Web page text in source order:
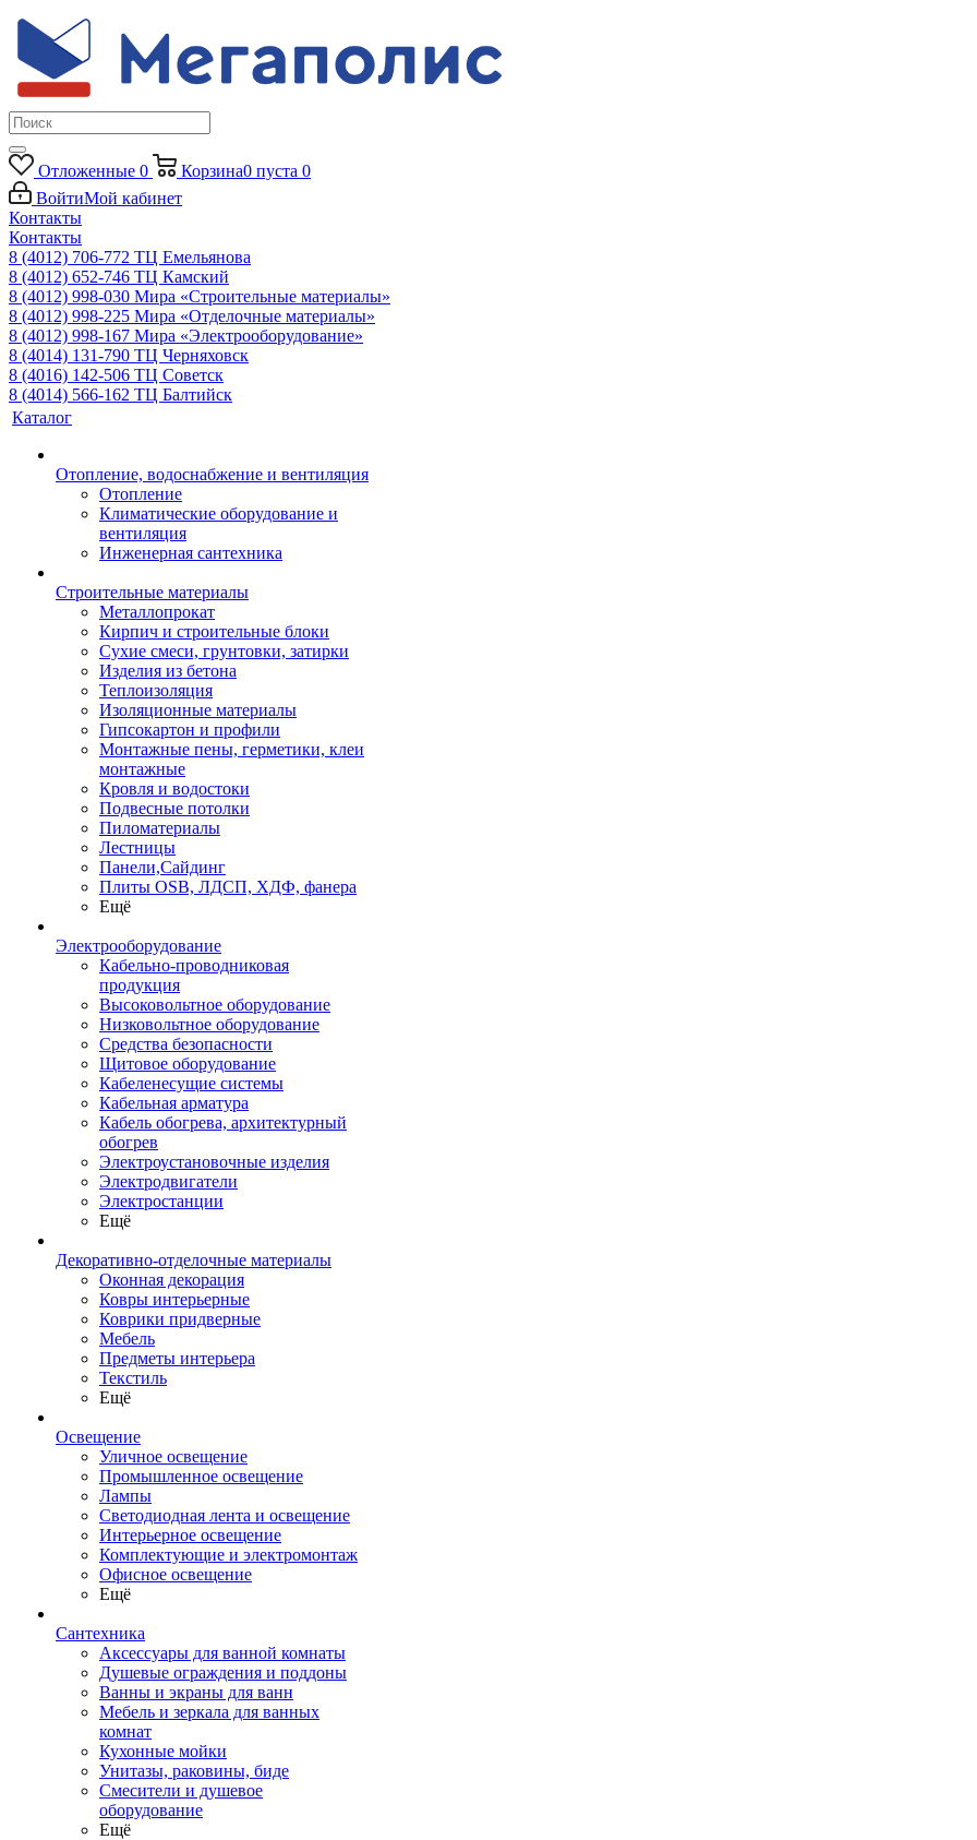
Отложенные 0 Корзина0 пуста 0
ВойтиМой кабинет
Контакты
Контакты
8 (4012) 706-772 ТЦ Емельянова
8 (4012) 652-746 ТЦ Камский
8 (4012) 998-030 Мира «Строительные материалы»
8 (4012) 998-225 Мира «Отделочные материалы»
8 (4012) 998-167 Мира «Электрооборудование»
8 (4014) 131-790 ТЦ Черняховск
8 (4016) 142-506 ТЦ Советск
8 (4014) 566-162 ТЦ Балтийск
Каталог
Отопление, водоснабжение и вентиляция
Отопление
Климатические оборудование и
вентиляция
Инженерная сантехника
Строительные материалы
Металлопрокат
Кирпич и строительные блоки
Сухие смеси, грунтовки, затирки
Изделия из бетона
Теплоизоляция
Изоляционные материалы
Гипсокартон и профили
Монтажные пены, герметики, клеи
монтажные
Кровля и водостоки
Подвесные потолки
Пиломатериалы
Лестницы
Панели,Сайдинг
Плиты OSB, ЛДСП, ХДФ, фанера
Ещё
Электрооборудование
Кабельно-проводниковая
продукция
Высоковольтное оборудование
Низковольтное оборудование
Средства безопасности
Щитовое оборудование
Кабеленесущие системы
Кабельная арматура
Кабель обогрева, архитектурный
обогрев
Электроустановочные изделия
Электродвигатели
Электростанции
Ещё
Декоративно-отделочные материалы
Оконная декорация
Ковры интерьерные
Коврики придверные
Мебель
Предметы интерьера
Текстиль
Ещё
Освещение
Уличное освещение
Промышленное освещение
Лампы
Светодиодная лента и освещение
Интерьерное освещение
Комплектующие и электромонтаж
Офисное освещение
Ещё
Сантехника
Аксессуары для ванной комнаты
Душевые ограждения и поддоны
Ванны и экраны для ванн
Мебель и зеркала для ванных
комнат
Кухонные мойки
Унитазы, раковины, биде
Смесители и душевое
оборудование
Ещё